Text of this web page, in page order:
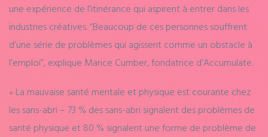
une expérience de l’itinérance qui aspirent à entrer dans les
industries créatives. “Beaucoup de ces personnes souffrent
d’une série de problèmes qui agissent comme un obstacle à
l’emploi”, explique Marice Cumber, fondatrice d’Accumulate.
« La mauvaise santé mentale et physique est courante chez
les sans-abri – 73 % des sans-abri signalent des problèmes de
santé physique et 80 % signalent une forme de problème de